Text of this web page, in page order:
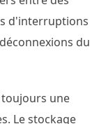
d'interruptions
du
toujours une
Le stockage